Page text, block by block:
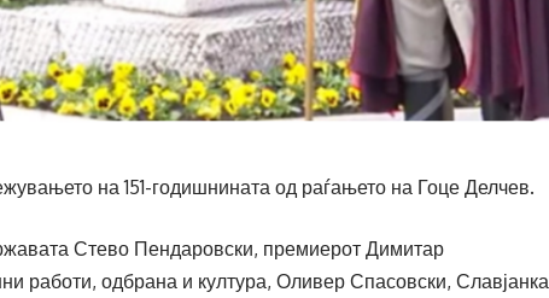
на 151-годишнината од раѓањето на Гоце Делчев.
Стево Пендаровски, премиерот Димитар
работи, одбрана и култура, Оливер Спасовски, Славјанка